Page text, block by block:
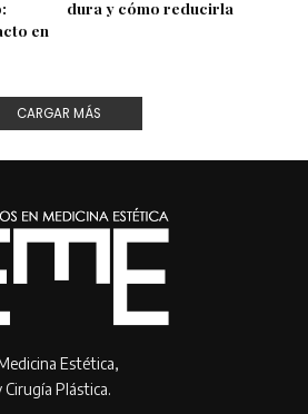
en
dura y cómo reducirla
CARGAR MÁS
Estética,
Plástica.